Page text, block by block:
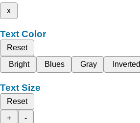
x
Text Color
Reset
Bright
Blues Gray Inverted
Text Size
Reset
+
-